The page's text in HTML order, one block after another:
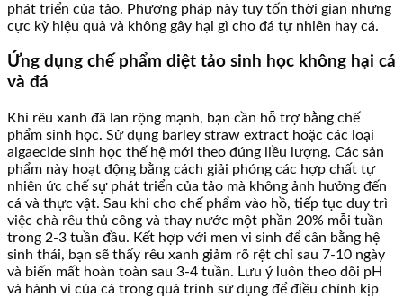
phát triển của tảo. Phương pháp này tuy tốn thời gian nhưng
cực kỳ hiệu quả và không gây hại gì cho đá tự nhiên hay cá.
Ứng dụng chế phẩm diệt tảo sinh học không hại cá
và đá
Khi rêu xanh đã lan rộng mạnh, bạn cần hỗ trợ bằng chế
phẩm sinh học. Sử dụng barley straw extract hoặc các loại
algaecide sinh học thế hệ mới theo đúng liều lượng. Các sản
phẩm này hoạt động bằng cách giải phóng các hợp chất tự
nhiên ức chế sự phát triển của tảo mà không ảnh hưởng đến
cá và thực vật. Sau khi cho chế phẩm vào hồ, tiếp tục duy trì
việc chà rêu thủ công và thay nước một phần 20% mỗi tuần
trong 2-3 tuần đầu. Kết hợp với men vi sinh để cân bằng hệ
sinh thái, bạn sẽ thấy rêu xanh giảm rõ rệt chỉ sau 7-10 ngày
và biến mất hoàn toàn sau 3-4 tuần. Lưu ý luôn theo dõi pH
và hành vi của cá trong quá trình sử dụng để điều chỉnh kịp